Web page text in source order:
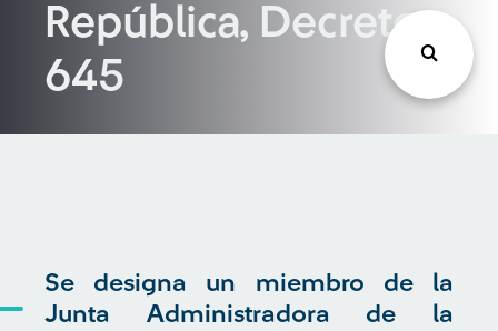
República, Decreto
645
Se designa un miembro de la
Junta Administradora de la